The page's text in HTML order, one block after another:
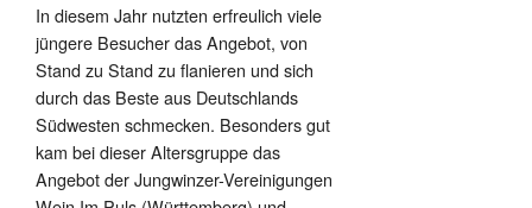
In diesem Jahr nutzten erfreulich viele
jüngere Besucher das Angebot, von
Stand zu Stand zu flanieren und sich
durch das Beste aus Deutschlands
Südwesten schmecken. Besonders gut
kam bei dieser Altersgruppe das
Angebot der Jungwinzer-Vereinigungen